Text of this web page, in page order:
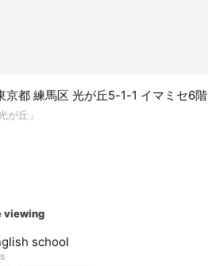
京都 練馬区 光が丘5-1-1 イマミセ6階
が丘」
viewing
school